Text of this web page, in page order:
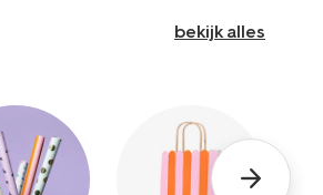
bekijk alles